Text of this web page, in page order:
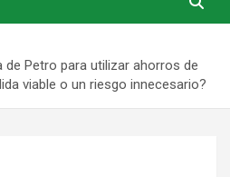
Petro para utilizar ahorros de
viable o un riesgo innecesario?